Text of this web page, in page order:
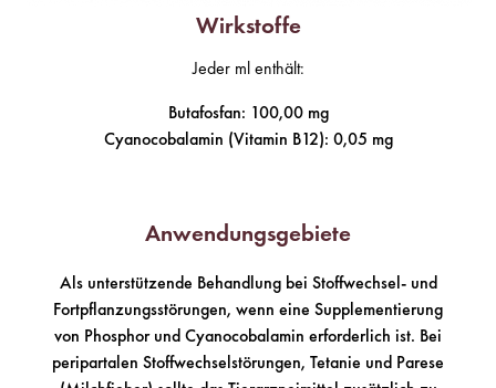
Wirkstoffe
Jeder ml enthält:
Butafosfan: 100,00 mg
Cyanocobalamin (Vitamin B12): 0,05 mg
Anwendungsgebiete
Als unterstützende Behandlung bei Stoffwechsel- und
Fortpflanzungsstörungen, wenn eine Supplementierung
von Phosphor und Cyanocobalamin erforderlich ist. Bei
peripartalen Stoffwechselstörungen, Tetanie und Parese